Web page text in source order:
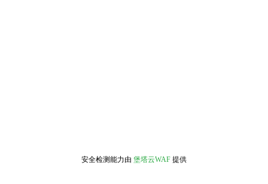
安全检测能力由 堡塔云WAF 提供